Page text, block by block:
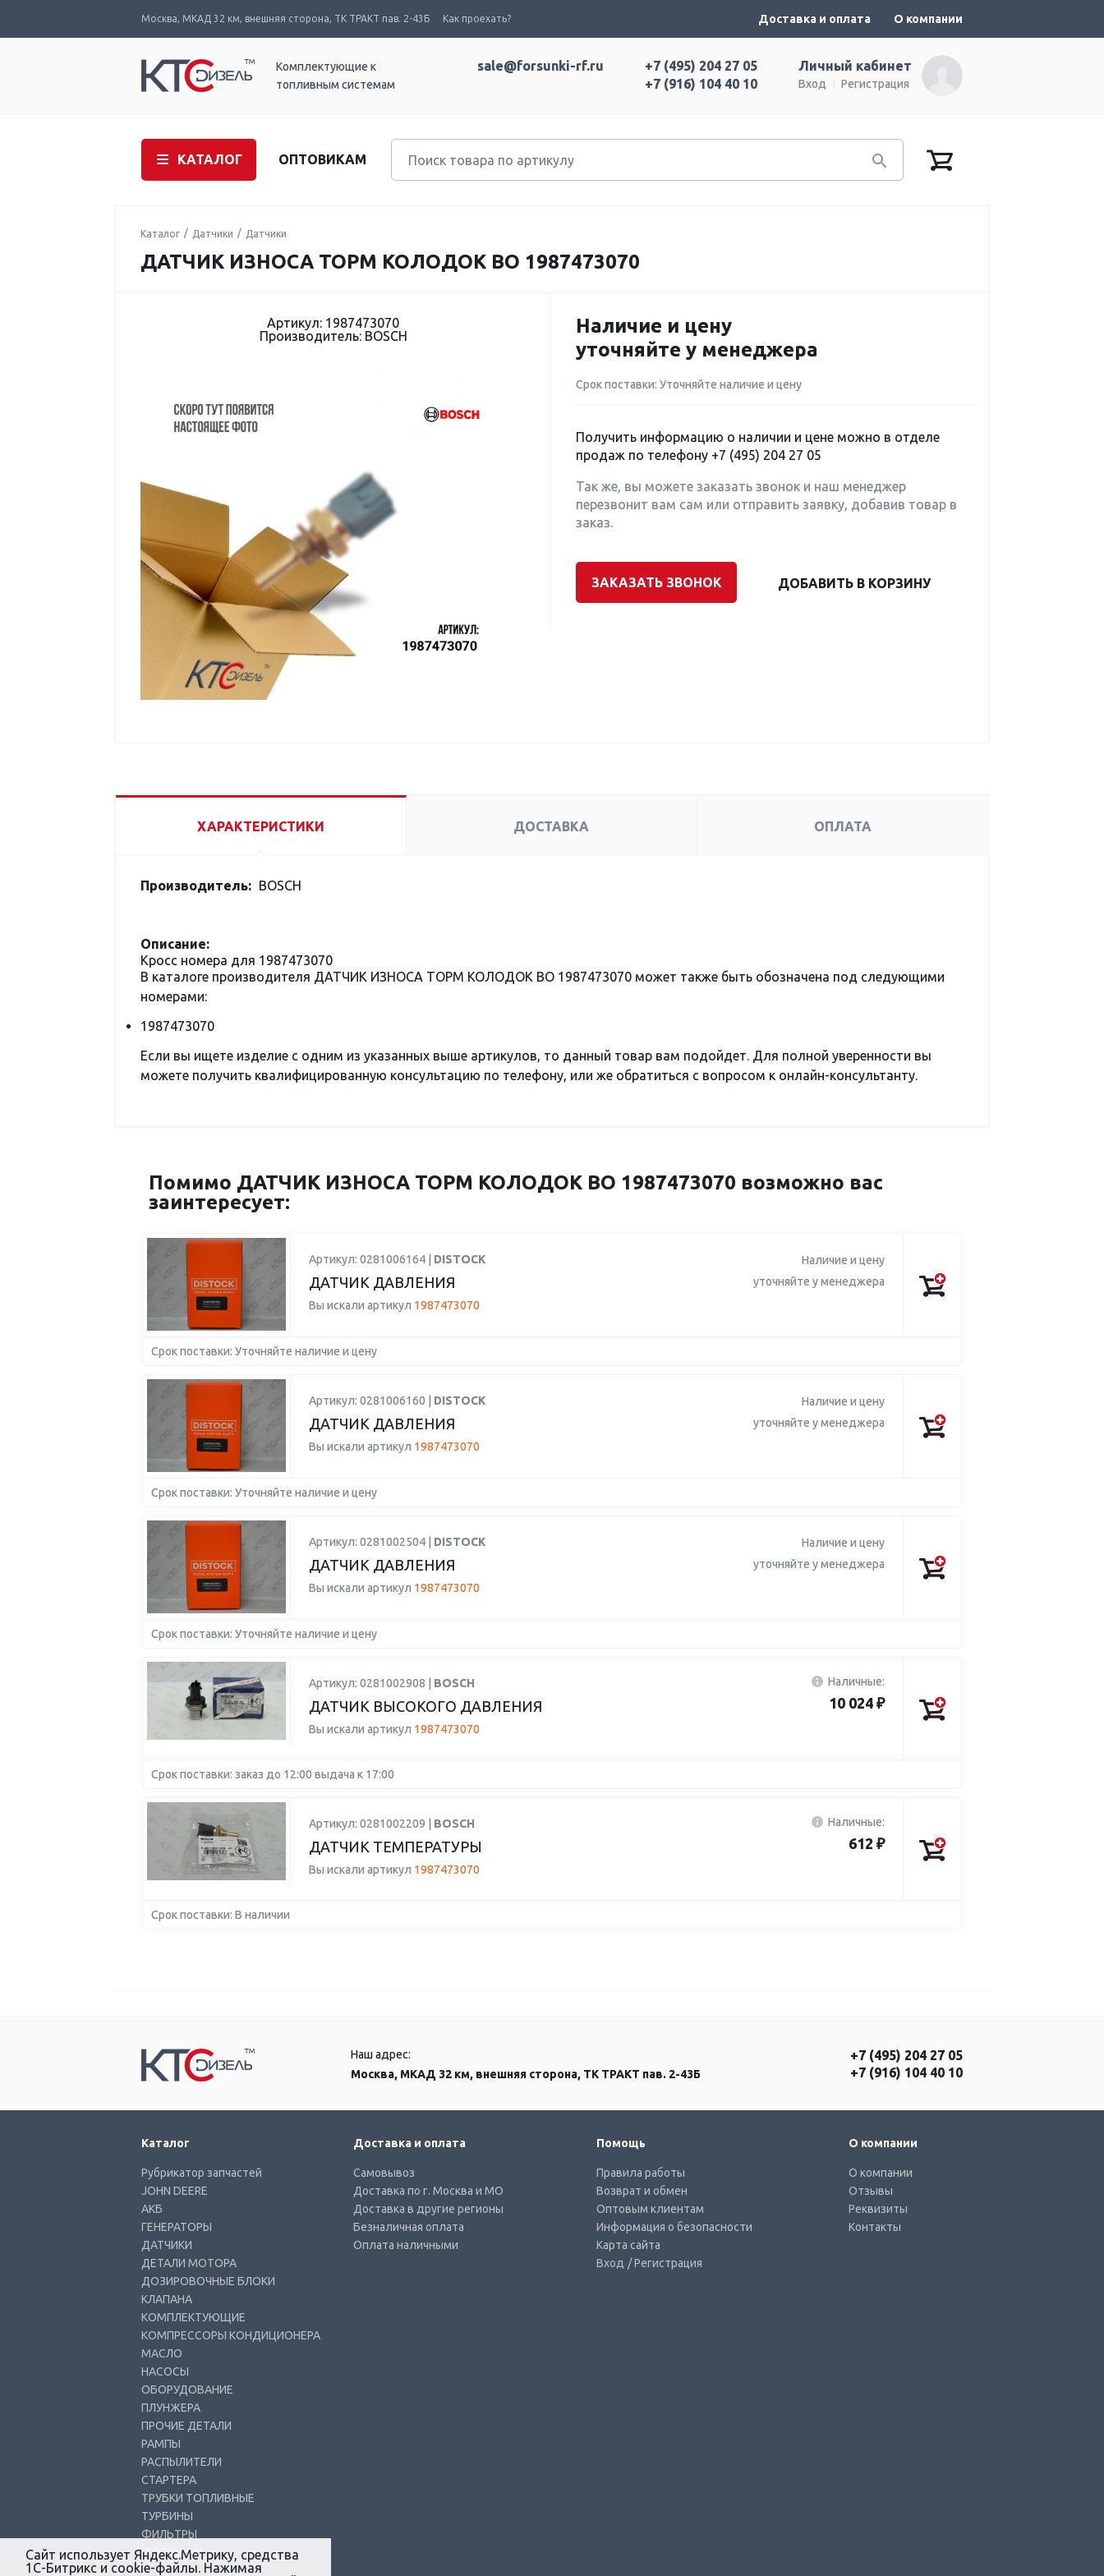
Москва, МКАД 32 км, внешняя сторона, ТК ТРАКТ пав. 2-43Б Как проехать? Доставка и оплата О компании
Комплектующие к
топливным системам
Личный кабинет
Вход Регистрация
+7 (495) 204 27 05
+7 (916) 104 40 10
sale@forsunki-rf.ru
КАТАЛОГ ОПТОВИКАМ
Каталог Датчики Датчики
ДАТЧИК ИЗНОСА ТОРМ КОЛОДОК BO 1987473070
Артикул: 1987473070
Производитель: BOSCH
Наличие и цену
уточняйте у менеджера
Срок поставки: Уточняйте наличие и цену
Получить информацию о наличии и цене можно в отделе
продаж по телефону +7 (495) 204 27 05
Так же, вы можете заказать звонок и наш менеджер
перезвонит вам сам или отправить заявку, добавив товар в
заказ.
ЗАКАЗАТЬ ЗВОНОК ДОБАВИТЬ В КОРЗИНУ
ХАРАКТЕРИСТИКИ ДОСТАВКА ОПЛАТА
Производитель: BOSCH
Описание:
Кросс номера для 1987473070
В каталоге производителя ДАТЧИК ИЗНОСА ТОРМ КОЛОДОК BO 1987473070 может также быть обозначена под следующими
номерами:
1987473070
Если вы ищете изделие с одним из указанных выше артикулов, то данный товар вам подойдет. Для полной уверенности вы
можете получить квалифицированную консультацию по телефону, или же обратиться с вопросом к онлайн-консультанту.
Помимо ДАТЧИК ИЗНОСА ТОРМ КОЛОДОК BO 1987473070 возможно вас
заинтересует:
Артикул: 0281006164 | DISTOCK
ДАТЧИК ДАВЛЕНИЯ
Вы искали артикул 1987473070
Наличие и цену
уточняйте у менеджера
Срок поставки: Уточняйте наличие и цену
Артикул: 0281006160 | DISTOCK
ДАТЧИК ДАВЛЕНИЯ
Вы искали артикул 1987473070
Наличие и цену
уточняйте у менеджера
Срок поставки: Уточняйте наличие и цену
Артикул: 0281002504 | DISTOCK
ДАТЧИК ДАВЛЕНИЯ
Вы искали артикул 1987473070
Наличие и цену
уточняйте у менеджера
Срок поставки: Уточняйте наличие и цену
Артикул: 0281002908 | BOSCH
ДАТЧИК ВЫСОКОГО ДАВЛЕНИЯ
Вы искали артикул 1987473070
Наличные:
10 024 ₽
Срок поставки: заказ до 12:00 выдача к 17:00
Артикул: 0281002209 | BOSCH
ДАТЧИК ТЕМПЕРАТУРЫ
Вы искали артикул 1987473070
Наличные:
612 ₽
Срок поставки: В наличии
Наш адрес:
Москва, МКАД 32 км, внешняя сторона, ТК ТРАКТ пав. 2-43Б
+7 (495) 204 27 05
+7 (916) 104 40 10
Каталог
Рубрикатор запчастей
JOHN DEERE
АКБ
ГЕНЕРАТОРЫ
ДАТЧИКИ
ДЕТАЛИ МОТОРА
ДОЗИРОВОЧНЫЕ БЛОКИ
КЛАПАНА
КОМПЛЕКТУЮЩИЕ
КОМПРЕССОРЫ КОНДИЦИОНЕРА
МАСЛО
НАСОСЫ
ОБОРУДОВАНИЕ
ПЛУНЖЕРА
ПРОЧИЕ ДЕТАЛИ
РАМПЫ
РАСПЫЛИТЕЛИ
СТАРТЕРА
ТРУБКИ ТОПЛИВНЫЕ
ТУРБИНЫ
ФИЛЬТРЫ
ФОРСУНКИ
Доставка и оплата
Самовывоз
Доставка по г. Москва и МО
Доставка в другие регионы
Безналичная оплата
Оплата наличными
Помощь
Правила работы
Возврат и обмен
Оптовым клиентам
Информация о безопасности
Карта сайта
Вход / Регистрация
О компании
О компании
Отзывы
Реквизиты
Контакты
Сайт использует Яндекс.Метрику, средства
1С-Битрикс и cookie-файлы. Нажимая